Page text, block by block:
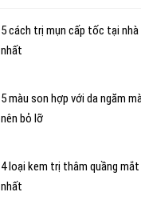
5 cách trị mụn cấp tốc tại nhà
nhất
5 màu son hợp với da ngăm
nên bỏ lỡ
4 loại kem trị thâm quầng
nhất